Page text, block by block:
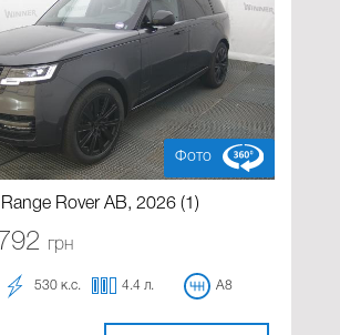
Фото
Rover AB, 2026 (1)
грн
530 к.с. 4.4 л. A8